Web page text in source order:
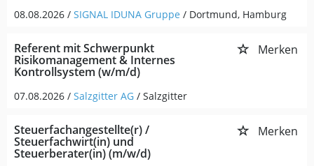
08.08.2026 / SIGNAL IDUNA Gruppe / Dortmund, Hamburg
Referent mit Schwerpunkt
Risikomanagement & Internes
Kontrollsystem (w/m/d)
Merken
07.08.2026 / Salzgitter AG / Salzgitter
Steuerfachangestellte(r) /
Steuerfachwirt(in) und
Steuerberater(in) (m/w/d)
Merken